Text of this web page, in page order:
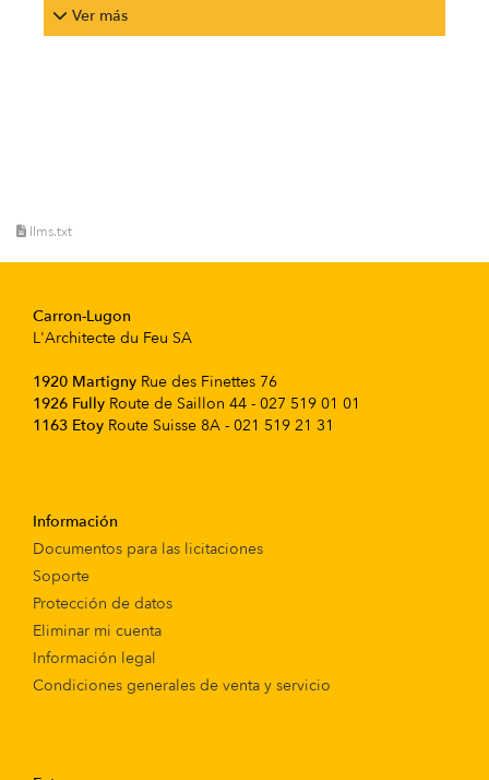
Ver más
llms.txt
Carron-Lugon
L'Architecte du Feu SA
1920 Martigny Rue des Finettes 76
1926 Fully Route de Saillon 44 - 027 519 01 01
1163 Etoy Route Suisse 8A - 021 519 21 31
Información
Documentos para las licitaciones
Soporte
Protección de datos
Eliminar mi cuenta
Información legal
Condiciones generales de venta y servicio